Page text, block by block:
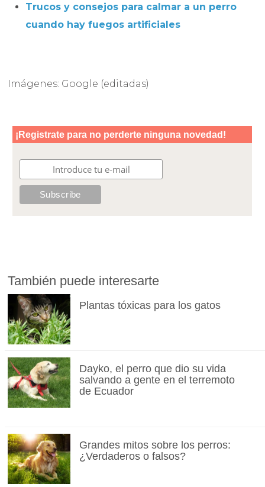
Trucos y consejos para calmar a un perro
cuando hay fuegos artificiales
Imágenes: Google (editadas)
También puede interesarte
Plantas tóxicas para los gatos
Dayko, el perro que dio su vida
salvando a gente en el terremoto
de Ecuador
Grandes mitos sobre los perros:
¿Verdaderos o falsos?